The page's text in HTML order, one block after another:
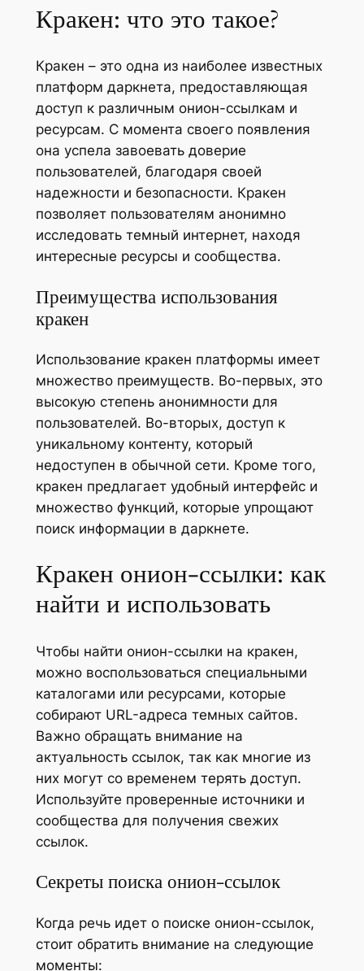
Кракен: что это такое?
Кракен – это одна из наиболее известных
платформ даркнета, предоставляющая
доступ к различным онион-ссылкам и
ресурсам. С момента своего появления
она успела завоевать доверие
пользователей, благодаря своей
надежности и безопасности. Кракен
позволяет пользователям анонимно
исследовать темный интернет, находя
интересные ресурсы и сообщества.
Преимущества использования
кракен
Использование кракен платформы имеет
множество преимуществ. Во-первых, это
высокую степень анонимности для
пользователей. Во-вторых, доступ к
уникальному контенту, который
недоступен в обычной сети. Кроме того,
кракен предлагает удобный интерфейс и
множество функций, которые упрощают
поиск информации в даркнете.
Кракен онион-ссылки: как
найти и использовать
Чтобы найти онион-ссылки на кракен,
можно воспользоваться специальными
каталогами или ресурсами, которые
собирают URL-адреса темных сайтов.
Важно обращать внимание на
актуальность ссылок, так как многие из
них могут со временем терять доступ.
Используйте проверенные источники и
сообщества для получения свежих
ссылок.
Секреты поиска онион-ссылок
Когда речь идет о поиске онион-ссылок,
стоит обратить внимание на следующие
моменты: